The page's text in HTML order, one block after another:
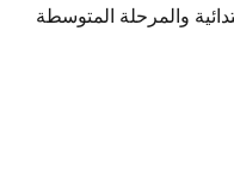
والمرحلة المتوسطة